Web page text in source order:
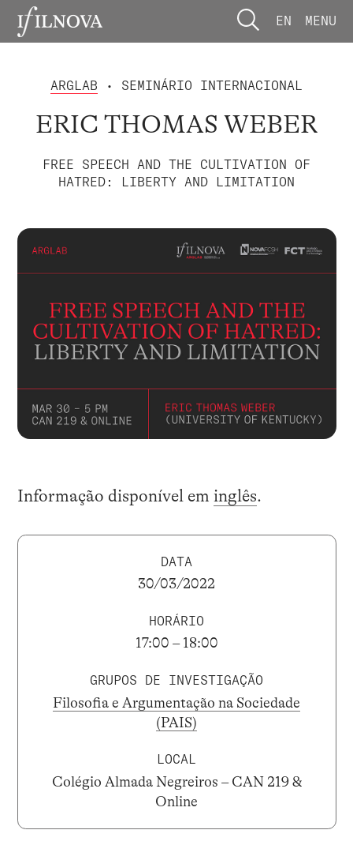
EN MENU
ARGLAB • SEMINÁRIO INTERNACIONAL
ERIC THOMAS WEBER
FREE SPEECH AND THE CULTIVATION OF
HATRED: LIBERTY AND LIMITATION
Informação disponível em inglês.
DATA
30/03/2022
HORÁRIO
17:00 – 18:00
GRUPOS DE INVESTIGAÇÃO
Filosofia e Argumentação na Sociedade
(PAIS)
LOCAL
Colégio Almada Negreiros – CAN 219 &
Online